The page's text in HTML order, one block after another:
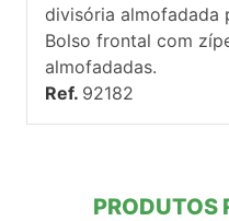
divisória almofadada
Bolso frontal com
almofadadas.
Ref. 92182
PRODUTOS